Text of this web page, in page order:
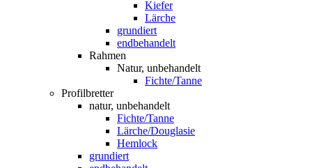
Kiefer
Lärche
grundiert
endbehandelt
Rahmen
Natur, unbehandelt
Fichte/Tanne
Profilbretter
natur, unbehandelt
Fichte/Tanne
Lärche/Douglasie
Hemlock
grundiert